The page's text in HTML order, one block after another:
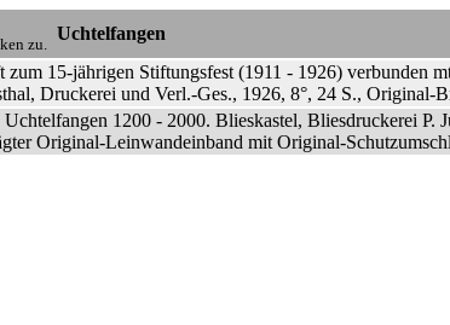
zu.
Uchtelfangen
zum 15-jährigen Stiftungsfest (1911 - 1926) verbunden
Druckerei und Verl.-Ges., 1926, 8°, 24 S., Original-
Uchtelfangen 1200 - 2000. Blieskastel, Bliesdruckerei P.
Original-Leinwandeinband mit Original-